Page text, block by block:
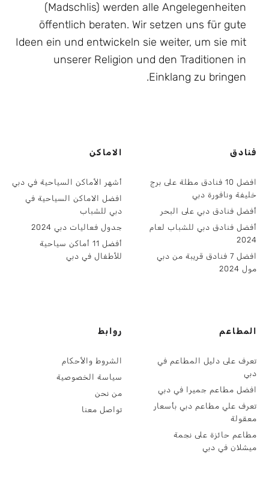
(Madschlis) werden alle Angelegenheiten
öffentlich beraten. Wir setzen uns für gute
Ideen ein und entwickeln sie weiter, um sie mit
unserer Religion und den Traditionen in
Einklang zu bringen.
فنادق
افضل 10 فنادق مطلة على برج
خليفة ونافورة دبي
أفضل فنادق دبي على البحر
أفضل فنادق دبي للشباب لعام
2024
افضل 7 فنادق قريبة من دبي
مول 2024
الاماكن
أشهر الأماكن السياحية في دبي
افضل الاماكن السياحية في
دبي للشباب
جدول فعاليات دبي 2024
أفضل 11 أماكن سياحية
للأطفال في دبي
المطاعم
تعرف على دليل المطاعم في
دبي
افضل مطاعم جميرا في دبي
تعرف علي مطاعم دبي بأسعار
معقولة
مطاعم حائزة على نجمة
ميشلان في دبي
روابط
الشروط والأحكام
سياسة الخصوصية
من نحن
تواصل معنا